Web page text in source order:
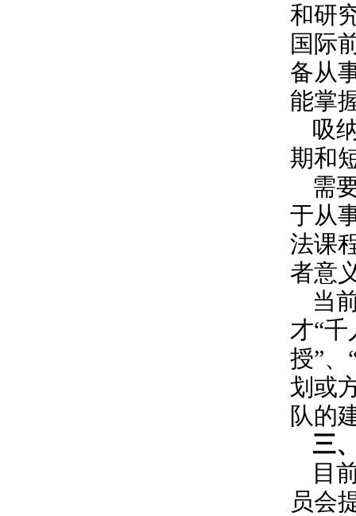
和研
国际
备从
能掌
吸
期和
需
于从
法课
者意
当
才“
授”、
划或
队的
三
目
员会